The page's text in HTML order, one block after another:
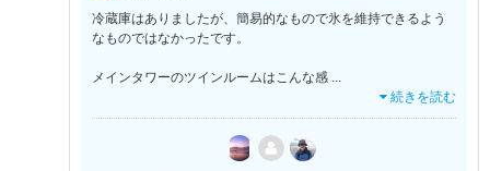
冷蔵庫はありましたが、簡易的なもので氷を維持できるよう
なものではなかったです。
メインタワーのツインルームはこんな感
続きを読む